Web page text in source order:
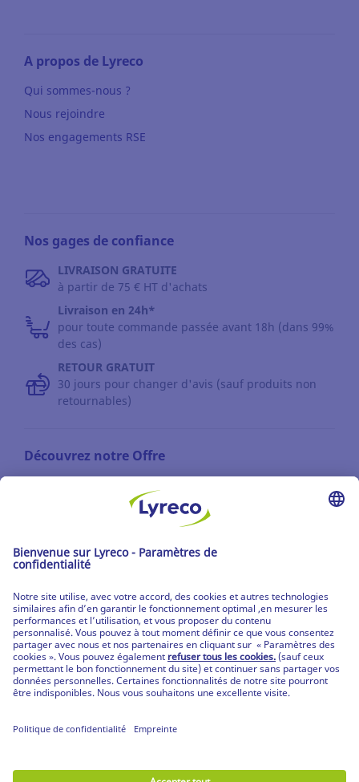
A propos de Lyreco
Qui sommes-nous ?
Nous rejoindre
Nos engagements RSE
Nos gages de confiance
LIVRAISON GRATUITE
à partir de 75 € HT d'achats
Livraison en 24h*
pour toute commande passée avant 18h (dans 99%
des cas)
RETOUR GRATUIT
30 jours pour changer d'avis (sauf produits non
retournables)
Découvrez notre Offre
Partenaire | de tous les lieux de travail
© Lyreco 2026
Partenaire | de tous les lieux de travail|
Conditions Générales de Vente|Déclaration de
confidentialité|Conditions d'Utilisation &
Mentions Légales|Service Après-Vente|CPV
Produits personnalisés
Votre guide RGPD|Déclaration d'accessibilité
de confidentialité|Plan du site